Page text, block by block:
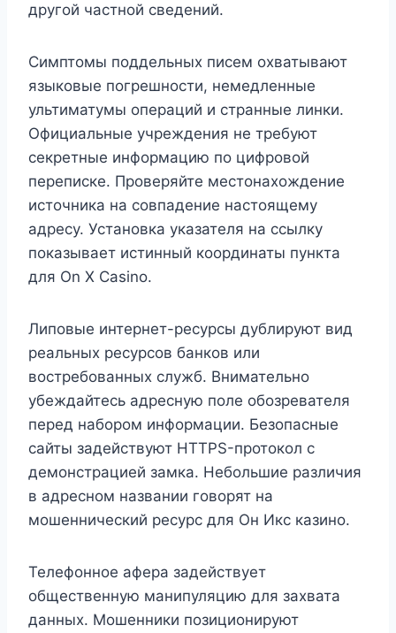
другой частной сведений.
Симптомы поддельных писем охватывают
языковые погрешности, немедленные
ультиматумы операций и странные линки.
Официальные учреждения не требуют
секретные информацию по цифровой
переписке. Проверяйте местонахождение
источника на совпадение настоящему
адресу. Установка указателя на ссылку
показывает истинный координаты пункта
для On X Casino.
Липовые интернет-ресурсы дублируют вид
реальных ресурсов банков или
востребованных служб. Внимательно
убеждайтесь адресную поле обозревателя
перед набором информации. Безопасные
сайты задействуют HTTPS-протокол с
демонстрацией замка. Небольшие различия
в адресном названии говорят на
мошеннический ресурс для Он Икс казино.
Телефонное афера задействует
общественную манипуляцию для захвата
данных. Мошенники позиционируют